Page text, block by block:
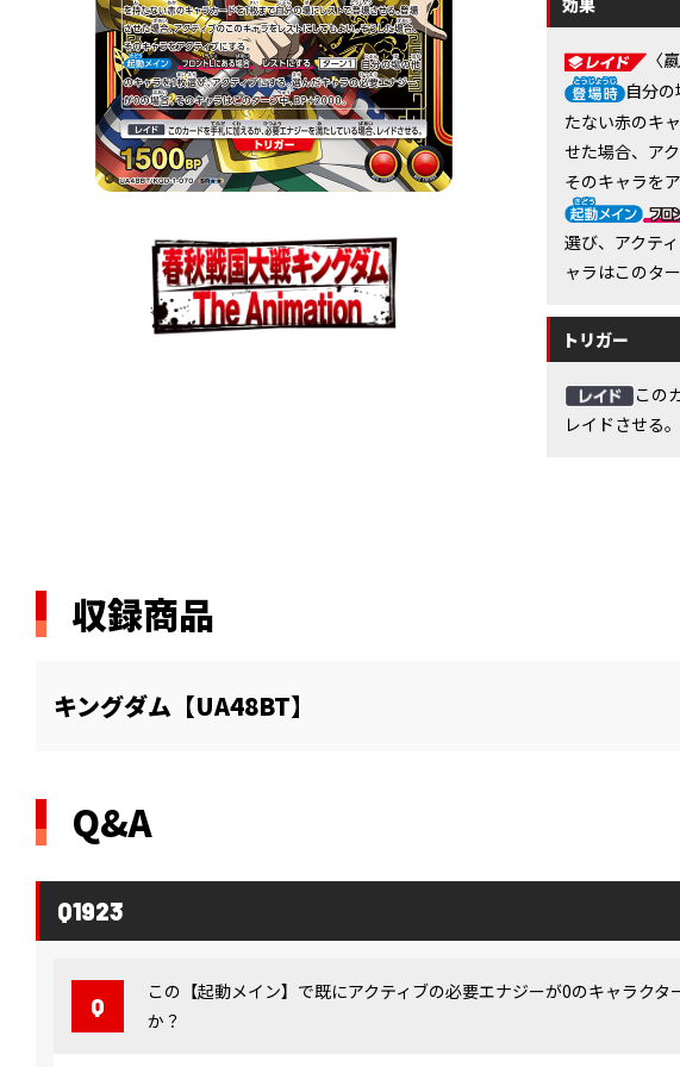
効果
〈
自分
たない赤のキ
せた場合、ア
そのキャラを
選び、アクテ
ャラはこのタ
トリガー
この
レイドさせる。
収録商品
キングダム【UA48BT】
Q&A
Q1923
この【起動メイン】で既にアクティブの必要エナジーが0のキャラク
か？